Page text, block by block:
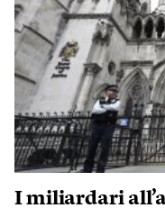
I miliardari